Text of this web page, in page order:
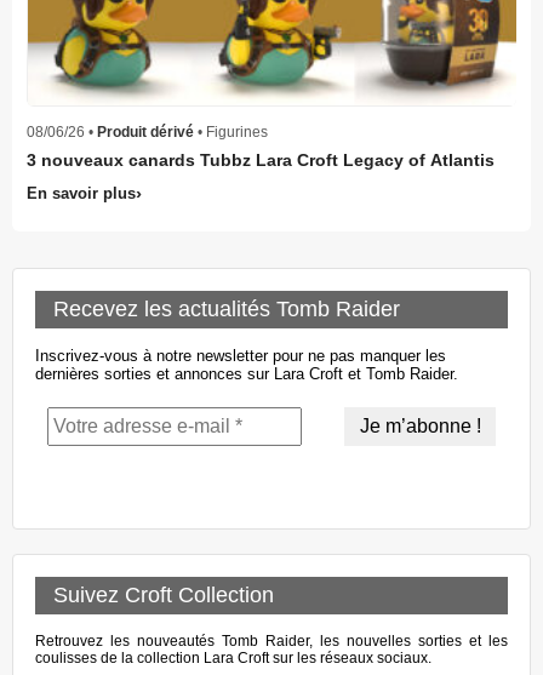
08/06/26 • Produit dérivé • Figurines
3 nouveaux canards Tubbz Lara Croft Legacy of Atlantis
En savoir plus
Recevez les actualités Tomb Raider
Inscrivez-vous à notre newsletter pour ne pas manquer les
dernières sorties et annonces sur Lara Croft et Tomb Raider.
Suivez Croft Collection
Retrouvez les nouveautés Tomb Raider, les nouvelles sorties et les
coulisses de la collection Lara Croft sur les réseaux sociaux.